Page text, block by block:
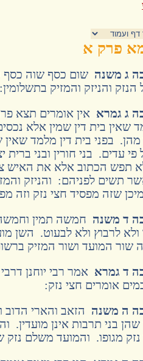
פרק א
ג משנה שום כסף שוה כסף
והניזק והמזיק בתשלומין:
ג גמרא אין אומרים תצא
שאין בית דין שמין אלא
בפני בית דין מלמד
עדים. בני חורין ובני ברית
תפש הכתוב אלא את האיש
תשים לפניהם: והניזק
שזה מפסיד חצי נזק וזה
ד משנה חמשה תמין
ולא לרבוץ ולא לבעוט. השן
שור המועד ושור המזיק
ד גמרא אמר רבי יוחנן
אומרים חצי נזק:
ה משנה הזאב והארי הדוב
שהן בני תרבות אינן
מגופו. והמועד משלם נזק